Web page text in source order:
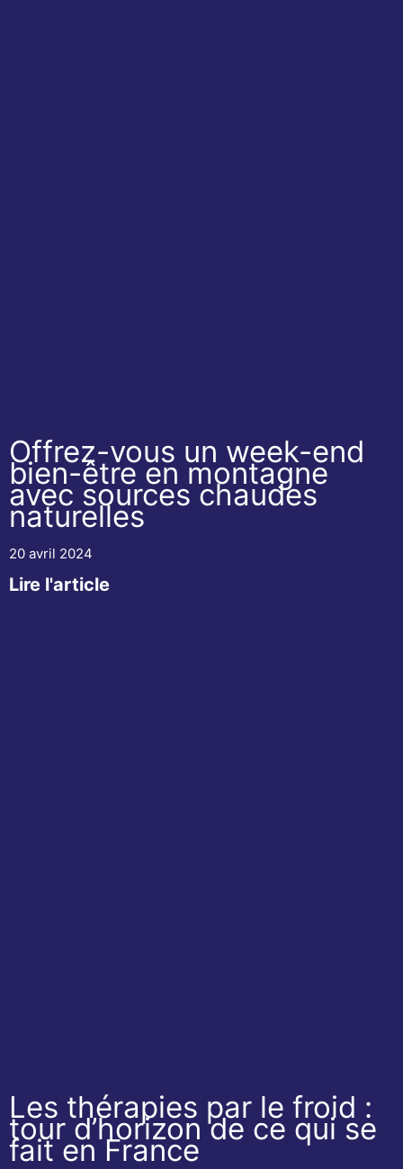
Offrez-vous un week-end
bien-être en montagne
avec sources chaudes
naturelles
20 avril 2024
Lire l'article
Les thérapies par le froid :
tour d’horizon de ce qui se
fait en France